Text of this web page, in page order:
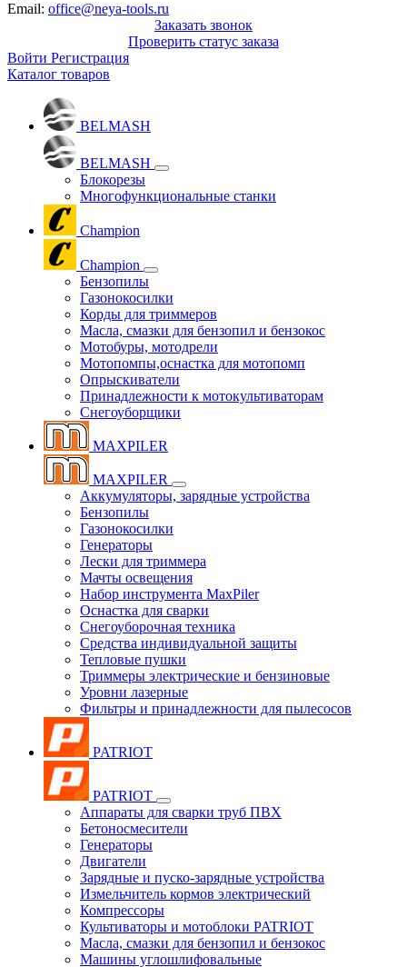
Email: office@neya-tools.ru
Заказать звонок
Проверить статус заказа
Войти Регистрация
Каталог товаров
BELMASH
BELMASH
Блокорезы
Многофункциональные станки
Champion
Champion
Бензопилы
Газонокосилки
Корды для триммеров
Масла, смазки для бензопил и бензокос
Мотобуры, мотодрели
Мотопомпы,оснастка для мотопомп
Опрыскиватели
Принадлежности к мотокультиваторам
Снегоуборщики
MAXPILER
MAXPILER
Аккумуляторы, зарядные устройства
Бензопилы
Газонокосилки
Генераторы
Лески для триммера
Мачты освещения
Набор инструмента MaxPiler
Оснастка для сварки
Снегоуборочная техника
Средства индивидуальной защиты
Тепловые пушки
Триммеры электрические и бензиновые
Уровни лазерные
Фильтры и принадлежности для пылесосов
PATRIOT
PATRIOT
Аппараты для сварки труб ПВХ
Бетоносмесители
Генераторы
Двигатели
Зарядные и пуско-зарядные устройства
Измельчитель кормов электрический
Компрессоры
Культиваторы и мотоблоки PATRIOT
Масла, смазки для бензопил и бензокос
Машины углошлифовальные